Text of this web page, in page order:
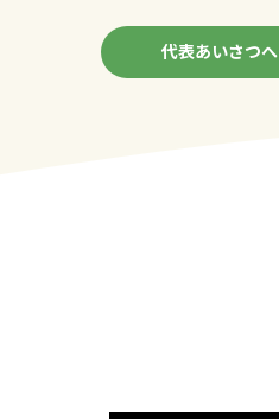
代表あいさつへ